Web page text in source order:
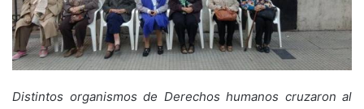
Distintos organismos de Derechos humanos cruzaron al